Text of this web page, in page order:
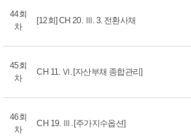
44회
차
[12회] CH 20. Ⅲ. 3. 전환사채
45회
차
CH 11. Ⅵ. [자산부채 종합관리]
46회
차
CH 19. Ⅲ. [주가지수옵션]